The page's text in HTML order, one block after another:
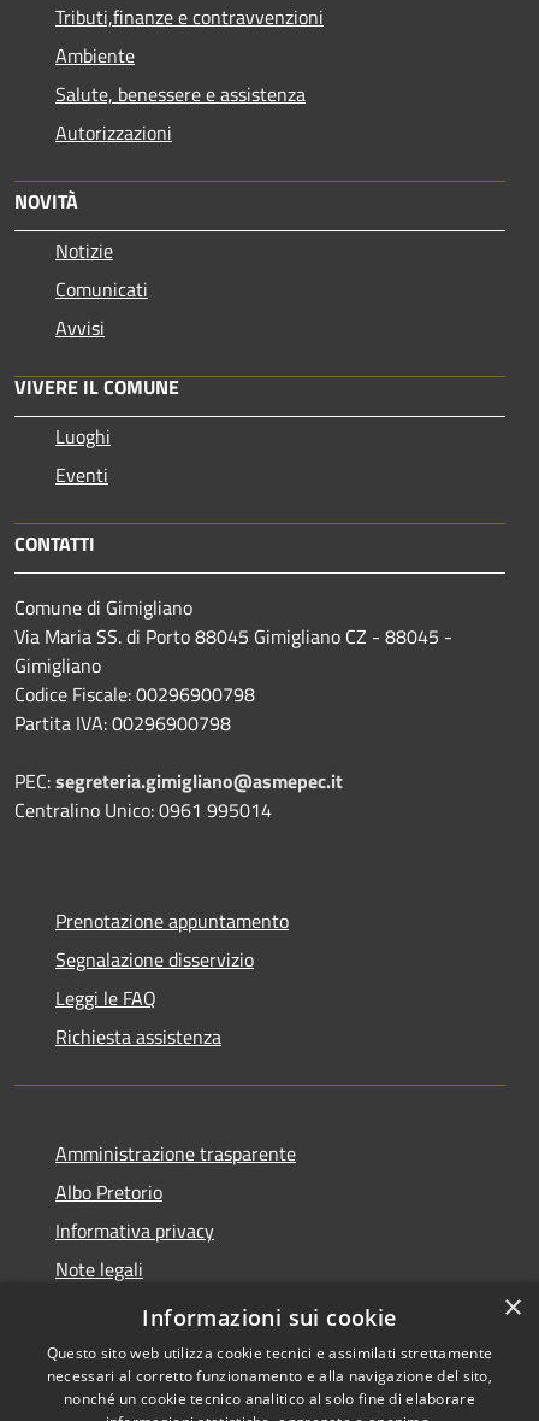
Tributi,finanze e contravvenzioni
Ambiente
Salute, benessere e assistenza
Autorizzazioni
NOVITÀ
Notizie
Comunicati
Avvisi
VIVERE IL COMUNE
Luoghi
Eventi
CONTATTI
Comune di Gimigliano
Via Maria SS. di Porto 88045 Gimigliano CZ - 88045 -
Gimigliano
Codice Fiscale: 00296900798
Partita IVA: 00296900798
PEC:segreteria.gimigliano@asmepec.it
Centralino Unico: 0961 995014
Prenotazione appuntamento
Segnalazione disservizio
Leggi le FAQ
Richiesta assistenza
Amministrazione trasparente
Albo Pretorio
Informativa privacy
Note legali
Dichiarazione di accessibilità
×
Informazioni sui cookie
Questo sito web utilizza cookie tecnici e assimilati strettamente
necessari al corretto funzionamento e alla navigazione del sito,
nonché un cookie tecnico analitico al solo fine di elaborare